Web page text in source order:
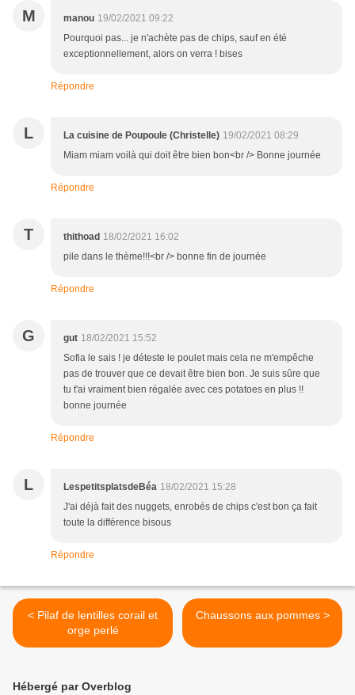
M manou 19/02/2021 09:22
Pourquoi pas... je n'achète pas de chips, sauf en été
exceptionnellement, alors on verra ! bises
Répondre
L La cuisine de Poupoule (Christelle) 19/02/2021 08:29
Miam miam voilà qui doit être bien bon<br /> Bonne journée
Répondre
T thithoad 18/02/2021 16:02
pile dans le thème!!!<br /> bonne fin de journée
Répondre
G gut 18/02/2021 15:52
Sofia le sais ! je déteste le poulet mais cela ne m'empêche
pas de trouver que ce devait être bien bon. Je suis sûre que
tu t'ai vraiment bien régalée avec ces potatoes en plus !!
bonne journée
Répondre
L LespetitsplatsdeBéa 18/02/2021 15:28
J'ai déjà fait des nuggets, enrobés de chips c'est bon ça fait
toute la différence bisous
Répondre
< Pilaf de lentilles corail et
orge perlé
Chaussons aux pommes >
Hébergé par Overblog